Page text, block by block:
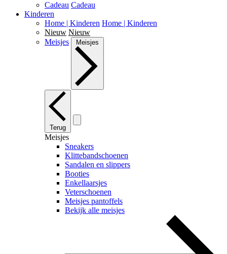
Cadeau Cadeau
Kinderen
Home | Kinderen Home | Kinderen
Nieuw Nieuw
Meisjes
Meisjes
Terug
Meisjes
Sneakers
Klittebandschoenen
Sandalen en slippers
Booties
Enkellaarsjes
Veterschoenen
Meisjes pantoffels
Bekijk alle meisjes